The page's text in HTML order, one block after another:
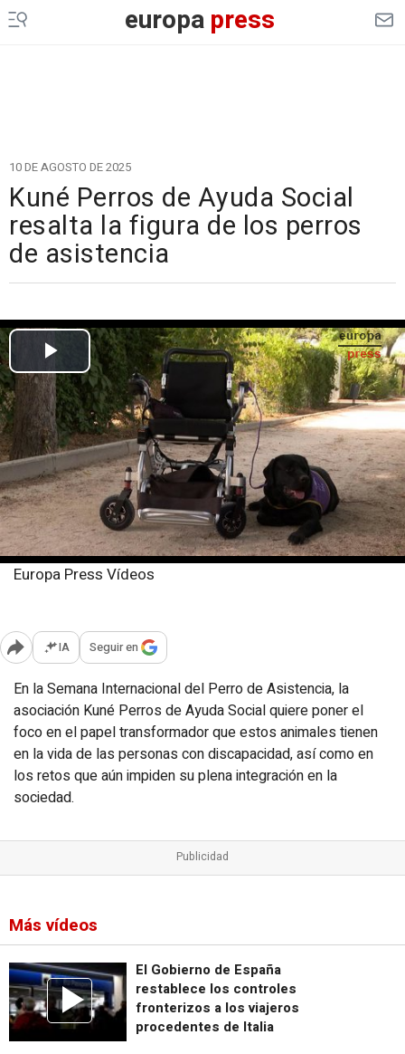
europapress
10 DE AGOSTO DE 2025
Kuné Perros de Ayuda Social
resalta la figura de los perros
de asistencia
Europa Press Vídeos
Abrir opciones para compartir
IA Seguir en
En la Semana Internacional del Perro de Asistencia, la
asociación Kuné Perros de Ayuda Social quiere poner el
foco en el papel transformador que estos animales tienen
en la vida de las personas con discapacidad, así como en
los retos que aún impiden su plena integración en la
sociedad.
Más vídeos
El Gobierno de España
restablece los controles
fronterizos a los viajeros
procedentes de Italia